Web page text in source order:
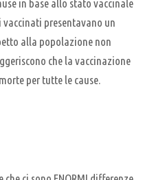
in base allo stato vaccinale
presentavano un
alla popolazione non
che la vaccinazione
per tutte le cause.